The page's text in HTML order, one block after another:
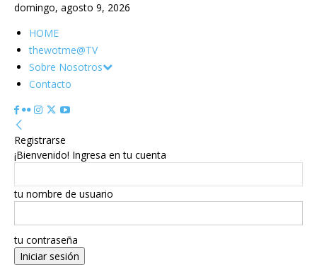
domingo, agosto 9, 2026
HOME
thewotme@TV
Sobre Nosotros
Contacto
Registrarse
¡Bienvenido! Ingresa en tu cuenta
tu nombre de usuario
tu contraseña